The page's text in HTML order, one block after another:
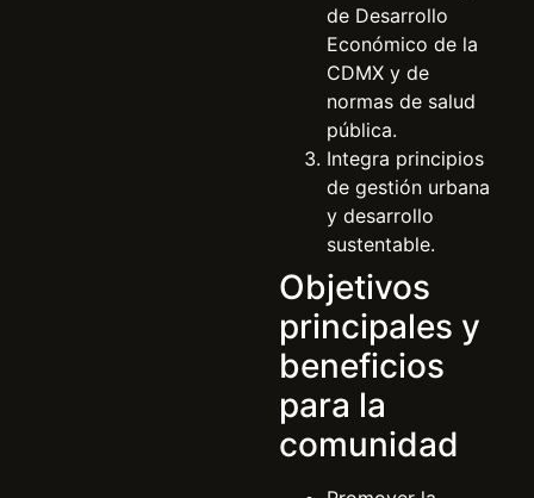
de Desarrollo
Económico de la
CDMX y de
normas de salud
pública.
Integra principios
de gestión urbana
y desarrollo
sustentable.
Objetivos
principales y
beneficios
para la
comunidad